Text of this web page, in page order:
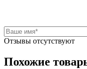
Отзывы отсутствуют
Похожие